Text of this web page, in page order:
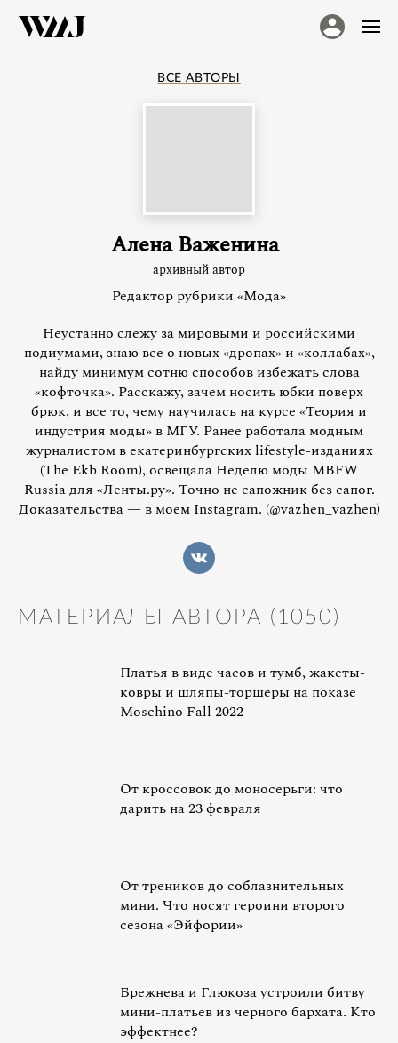
Алена Важенина
архивный автор
Редактор рубрики «Мода»
Неустанно слежу за мировыми и российскими
подиумами, знаю все о новых «дропах» и «коллабах»,
найду минимум сотню способов избежать слова
«кофточка». Расскажу, зачем носить юбки поверх
брюк, и все то, чему научилась на курсе «Теория и
индустрия моды» в МГУ. Ранее работала модным
журналистом в екатеринбургских lifestyle-изданиях
(The Ekb Room), освещала Неделю моды MBFW
Russia для «Ленты.ру». Точно не сапожник без сапог.
Доказательства — в моем Instagram. (@vazhen_vazhen)
ВСЕ АВТОРЫ
МАТЕРИАЛЫ АВТОРА ( 1050 )
Платья в виде часов и тумб, жакеты-
ковры и шляпы-торшеры на показе
Moschino Fall 2022
От кроссовок до моносерьги: что
дарить на 23 февраля
От треников до соблазнительных
мини. Что носят героини второго
сезона «Эйфории»‎
Брежнева и Глюкоза устроили битву
мини-платьев из черного бархата. Кто
эффектнее?